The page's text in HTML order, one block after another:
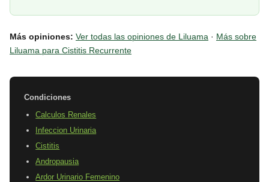
Más opiniones: Ver todas las opiniones de Liluama · Más sobre
Liluama para Cistitis Recurrente
Condiciones
Calculos Renales
Infeccion Urinaria
Cistitis
Andropausia
Ardor Urinario Femenino